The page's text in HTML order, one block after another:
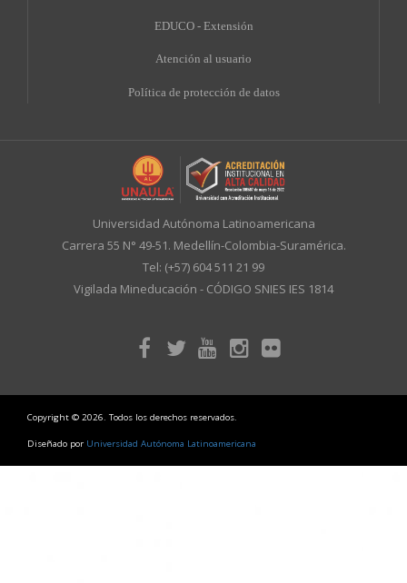
EDUCO - Extensión
Atención al usuario
Política de protección de datos
Universidad Autónoma Latinoamericana
Carrera 55 N° 49-51. Medellín-Colombia-Suramérica.
Tel: (+57) 604 511 21 99
Vigilada Mineducación - CÓDIGO SNIES IES 1814
Copyright © 2026. Todos los derechos reservados.
Diseñado por Universidad Autónoma Latinoamericana